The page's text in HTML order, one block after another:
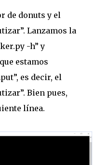
de donuts y el
Lanzamos la
-h” y
estamos
es decir, el
Bien pues,
línea.